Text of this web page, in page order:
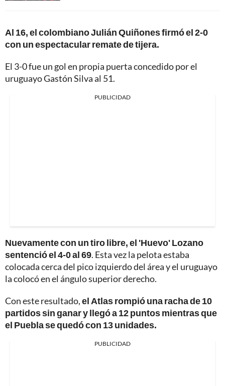
Al 16, el colombiano Julián Quiñones firmó el 2-0
con un espectacular remate de tijera.
El 3-0 fue un gol en propia puerta concedido por el
uruguayo Gastón Silva al 51.
PUBLICIDAD
Nuevamente con un tiro libre, el 'Huevo' Lozano
sentenció el 4-0 al 69. Esta vez la pelota estaba
colocada cerca del pico izquierdo del área y el uruguayo
la colocó en el ángulo superior derecho.
Con este resultado,el Atlas rompió una racha de 10
partidos sin ganar y llegó a 12 puntos mientras que
el Puebla se quedó con 13 unidades.
PUBLICIDAD